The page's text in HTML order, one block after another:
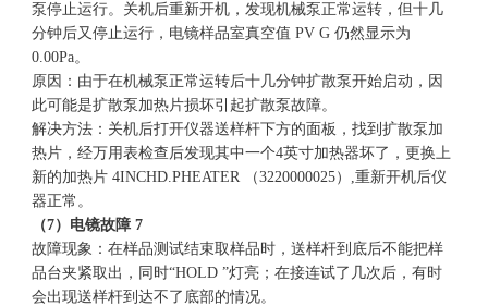
泵停止运行。关机后重新开机，发现机械泵正常运转，但十几
分钟后又停止运行，电镜样品室真空值 PV G 仍然显示为
0.00Pa。
原因：由于在机械泵正常运转后十几分钟扩散泵开始启动，因
此可能是扩散泵加热片损坏引起扩散泵故障。
解决方法：关机后打开仪器送样杆下方的面板，找到扩散泵加
热片，经万用表检查后发现其中一个4英寸加热器坏了，更换上
新的加热片 4INCHD.PHEATER （3220000025）,重新开机后仪
器正常。
（7）电镜故障 7
故障现象：在样品测试结束取样品时，送样杆到底后不能把样
品台夹紧取出，同时“HOLD ”灯亮；在接连试了几次后，有时
会出现送样杆到达不了底部的情况。